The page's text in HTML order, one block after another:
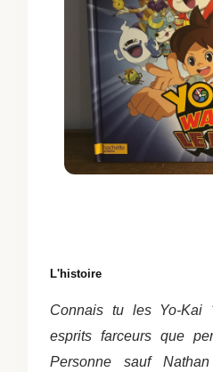
L'histoire
Connais tu les Yo-
esprits farceurs que
Personne sauf